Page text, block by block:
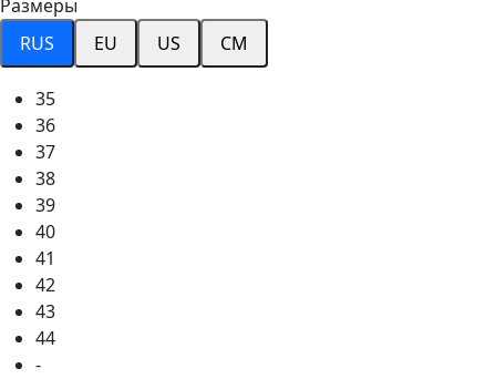
Размеры
RUS
EU US CM
35
36
37
38
39
40
41
42
43
44
-